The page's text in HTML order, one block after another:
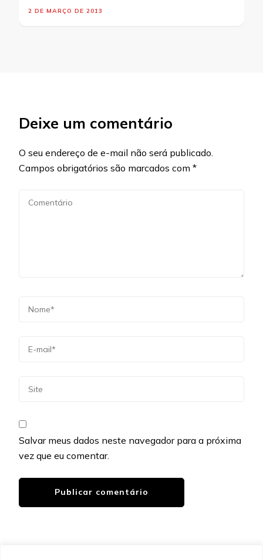
2 DE MARÇO DE 2013
Deixe um comentário
O seu endereço de e-mail não será publicado.
Campos obrigatórios são marcados com *
Salvar meus dados neste navegador para a próxima
vez que eu comentar.